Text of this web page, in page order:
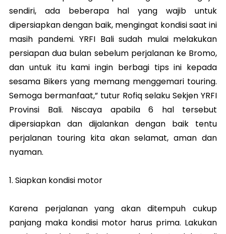
sendiri, ada beberapa hal yang wajib untuk
dipersiapkan dengan baik, mengingat kondisi saat ini
masih pandemi. YRFI Bali sudah mulai melakukan
persiapan dua bulan sebelum perjalanan ke Bromo,
dan untuk itu kami ingin berbagi tips ini kepada
sesama Bikers yang memang menggemari touring.
Semoga bermanfaat,” tutur Rofiq selaku Sekjen YRFI
Provinsi Bali. Niscaya apabila 6 hal tersebut
dipersiapkan dan dijalankan dengan baik tentu
perjalanan touring kita akan selamat, aman dan
nyaman.
1. Siapkan kondisi motor
Karena perjalanan yang akan ditempuh cukup
panjang maka kondisi motor harus prima. Lakukan